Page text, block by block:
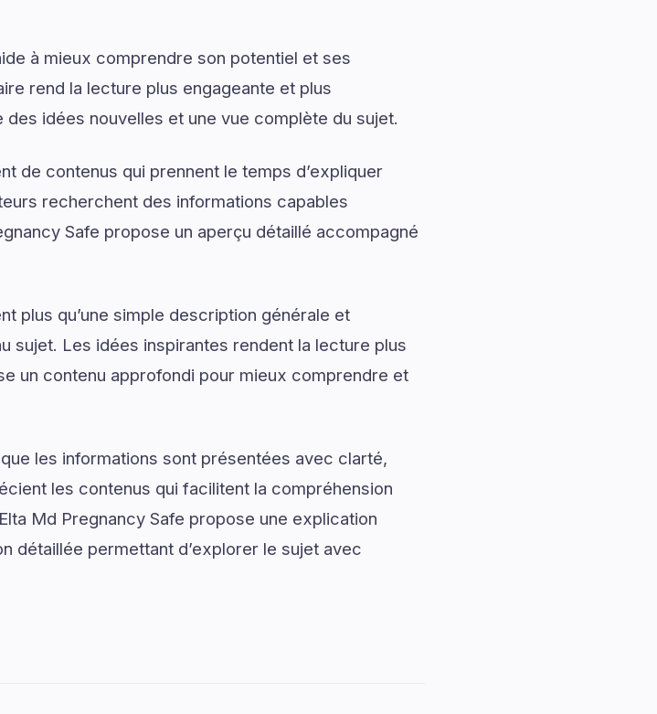
à mieux comprendre son potentiel et ses
rend la lecture plus engageante et plus
idées nouvelles et une vue complète du sujet.
de contenus qui prennent le temps d’expliquer
recherchent des informations capables
Safe propose un aperçu détaillé accompagné
plus qu’une simple description générale et
sujet. Les idées inspirantes rendent la lecture plus
un contenu approfondi pour mieux comprendre et
les informations sont présentées avec clarté,
les contenus qui facilitent la compréhension
Md Pregnancy Safe propose une explication
détaillée permettant d’explorer le sujet avec